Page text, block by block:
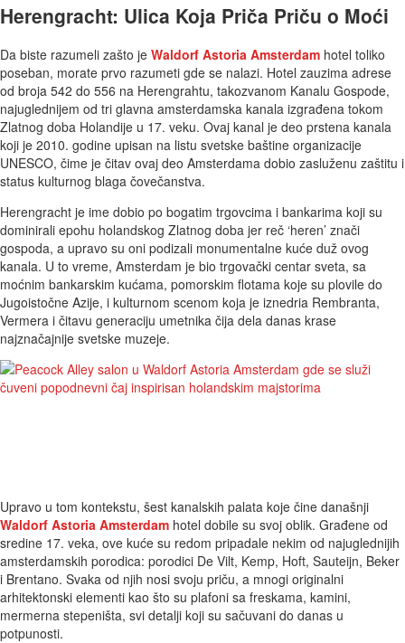
Herengracht: Ulica Koja Priča Priču o Moći
Da biste razumeli zašto je Waldorf Astoria Amsterdam hotel toliko
poseban, morate prvo razumeti gde se nalazi. Hotel zauzima adrese
od broja 542 do 556 na Herengrahtu, takozvanom Kanalu Gospode,
najuglednijem od tri glavna amsterdamska kanala izgrađena tokom
Zlatnog doba Holandije u 17. veku. Ovaj kanal je deo prstena kanala
koji je 2010. godine upisan na listu svetske baštine organizacije
UNESCO, čime je čitav ovaj deo Amsterdama dobio zasluženu zaštitu i
status kulturnog blaga čovečanstva.
Herengracht je ime dobio po bogatim trgovcima i bankarima koji su
dominirali epohu holandskog Zlatnog doba jer reč ‘heren’ znači
gospoda, a upravo su oni podizali monumentalne kuće duž ovog
kanala. U to vreme, Amsterdam je bio trgovački centar sveta, sa
moćnim bankarskim kućama, pomorskim flotama koje su plovile do
Jugoistočne Azije, i kulturnom scenom koja je iznedria Rembranta,
Vermera i čitavu generaciju umetnika čija dela danas krase
najznačajnije svetske muzeje.
Upravo u tom kontekstu, šest kanalskih palata koje čine današnji
Waldorf Astoria Amsterdam hotel dobile su svoj oblik. Građene od
sredine 17. veka, ove kuće su redom pripadale nekim od najuglednijih
amsterdamskih porodica: porodici De Vilt, Kemp, Hoft, Sauteijn, Beker
i Brentano. Svaka od njih nosi svoju priču, a mnogi originalni
arhitektonski elementi kao što su plafoni sa freskama, kamini,
mermerna stepeništa, svi detalji koji su sačuvani do danas u
potpunosti.